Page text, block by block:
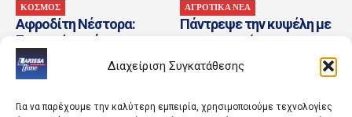
Διαχείριση Συγκατάθεσης
Για να παρέχουμε την καλύτερη εμπειρία, χρησιμοποιούμε τεχνολογίες
ΚΟΣΜΟΣ
Αφροδίτη Νέστορα:
Συγκινεί η ανάρτηση για
τη μητέρα της
ΑΓΡΟΤΙΚΑ ΝΕΑ
Πάντρεψε την κυψέλη με
την εικονική
πραγματικότητα ο
Αργύρης Γεωργάκας